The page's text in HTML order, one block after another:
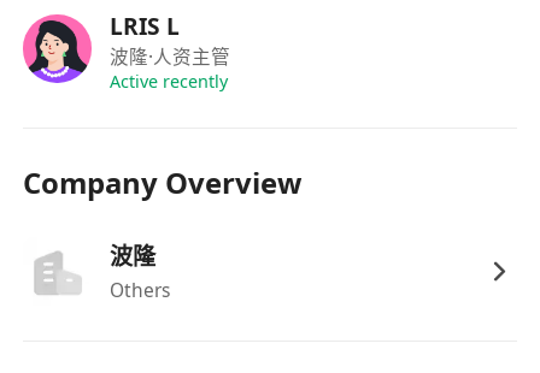
流；英语可实现日常沟通、读写，能处理基础英文
邮件及商务沟通事宜。
• 专业能力：熟练使用各类办公软件（Word、
文书的能力。
度及极强的保密意识，尊重雇主隐私，能主动适配
工作需求，高效完成各项任务。
LRIS L
波隆·人资主管
Active recently
Company Overview
波隆
Others